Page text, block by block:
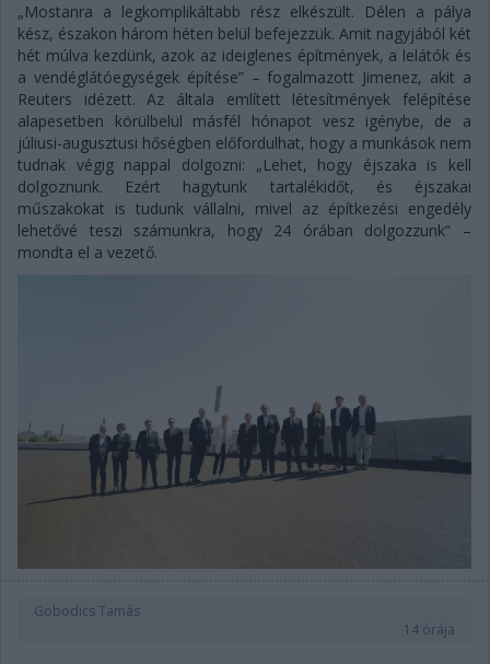
„Mostanra a legkomplikáltabb rész elkészült. Délen a pálya
kész, északon három héten belül befejezzük. Amit nagyjából két
hét múlva kezdünk, azok az ideiglenes építmények, a lelátók és
a vendéglátóegységek építése” – fogalmazott Jimenez, akit a
Reuters idézett. Az általa említett létesítmények felépítése
alapesetben körülbelül másfél hónapot vesz igénybe, de a
júliusi-augusztusi hőségben előfordulhat, hogy a munkások nem
tudnak végig nappal dolgozni: „Lehet, hogy éjszaka is kell
dolgoznunk. Ezért hagytunk tartalékidőt, és éjszakai
műszakokat is tudunk vállalni, mivel az építkezési engedély
lehetővé teszi számunkra, hogy 24 órában dolgozzunk” –
mondta el a vezető.
Gobodics Tamás
14 órája